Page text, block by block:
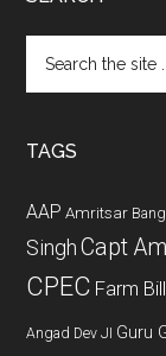
the
TAGS
AAP Amritsar
Singh Capt
CPEC Farm
Angad Dev JI Guru